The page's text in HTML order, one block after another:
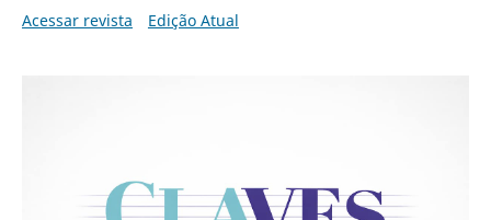
Acessar revista
Edição Atual